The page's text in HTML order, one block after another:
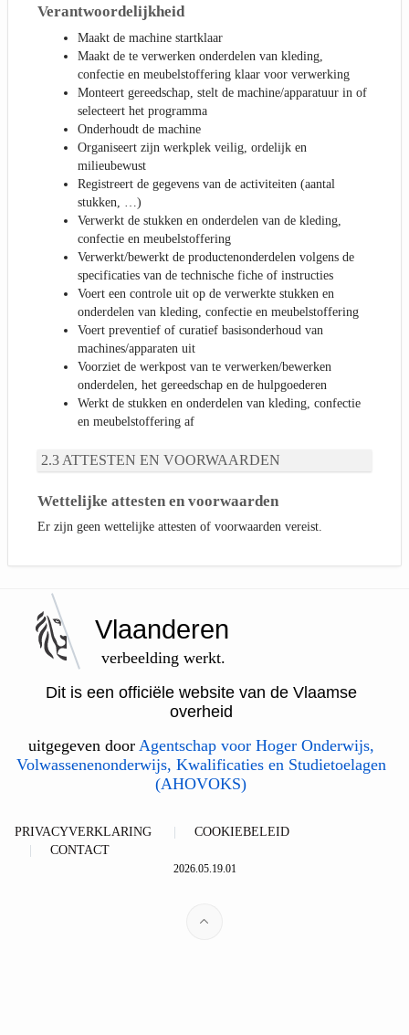
Verantwoordelijkheid
Maakt de machine startklaar
Maakt de te verwerken onderdelen van kleding,
confectie en meubelstoffering klaar voor verwerking
Monteert gereedschap, stelt de machine/apparatuur in of
selecteert het programma
Onderhoudt de machine
Organiseert zijn werkplek veilig, ordelijk en
milieubewust
Registreert de gegevens van de activiteiten (aantal
stukken, …)
Verwerkt de stukken en onderdelen van de kleding,
confectie en meubelstoffering
Verwerkt/bewerkt de productenonderdelen volgens de
specificaties van de technische fiche of instructies
Voert een controle uit op de verwerkte stukken en
onderdelen van kleding, confectie en meubelstoffering
Voert preventief of curatief basisonderhoud van
machines/apparaten uit
Voorziet de werkpost van te verwerken/bewerken
onderdelen, het gereedschap en de hulpgoederen
Werkt de stukken en onderdelen van kleding, confectie
en meubelstoffering af
ATTESTEN EN VOORWAARDEN
Wettelijke attesten en voorwaarden
Er zijn geen wettelijke attesten of voorwaarden vereist.
Vlaanderen
verbeelding werkt.
Dit is een officiële website van de Vlaamse
overheid
uitgegeven door Agentschap voor Hoger Onderwijs,
Volwassenenonderwijs, Kwalificaties en Studietoelagen
(AHOVOKS)
PRIVACYVERKLARING
COOKIEBELEID
CONTACT
2026.05.19.01